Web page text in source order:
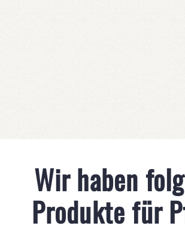
Wir haben
Produkte für